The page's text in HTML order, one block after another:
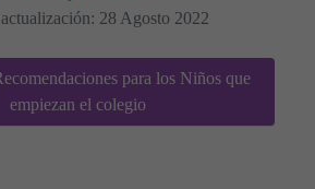
28 Agosto 2022
para los Niños que
empiezan el colegio